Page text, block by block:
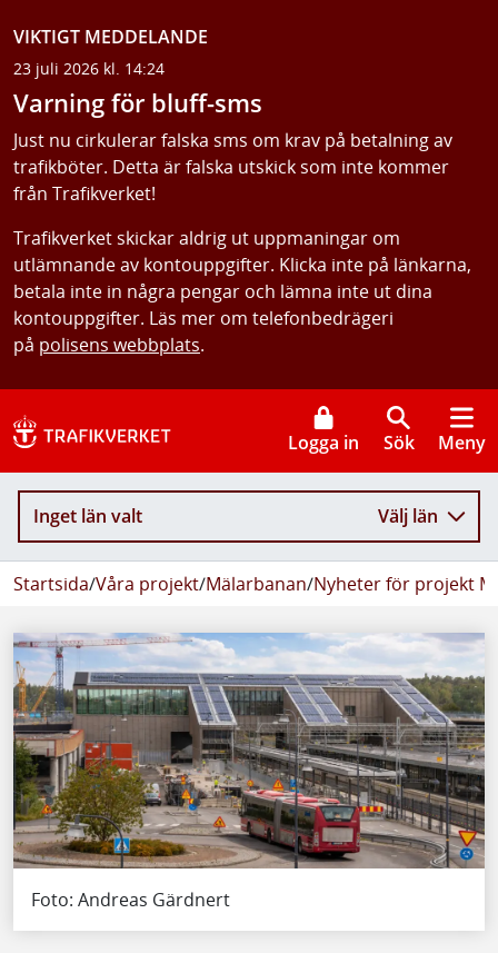
VIKTIGT MEDDELANDE
23 juli 2026 kl. 14:24
Varning för bluff-sms
Just nu cirkulerar falska sms om krav på betalning av
trafikböter. Detta är falska utskick som inte kommer
från Trafikverket!
Trafikverket skickar aldrig ut uppmaningar om
utlämnande av kontouppgifter. Klicka inte på länkarna,
betala inte in några pengar och lämna inte ut dina
kontouppgifter. Läs mer om telefonbedrägeri
på polisens webbplats.
Logga in Sök Meny
Inget län valt Välj län
Startsida/Våra projekt/Mälarbanan/Nyheter för projekt
Foto: Andreas Gärdnert